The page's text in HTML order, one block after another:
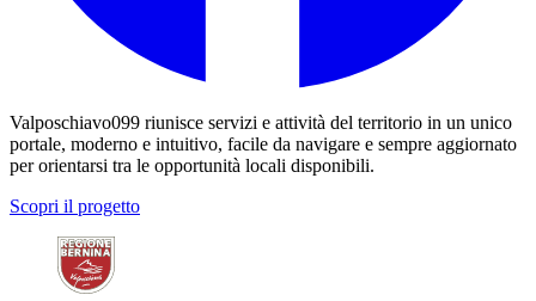
Valposchiavo099 riunisce servizi e attività del territorio in un unico
portale, moderno e intuitivo, facile da navigare e sempre aggiornato
per orientarsi tra le opportunità locali disponibili.
Scopri il progetto